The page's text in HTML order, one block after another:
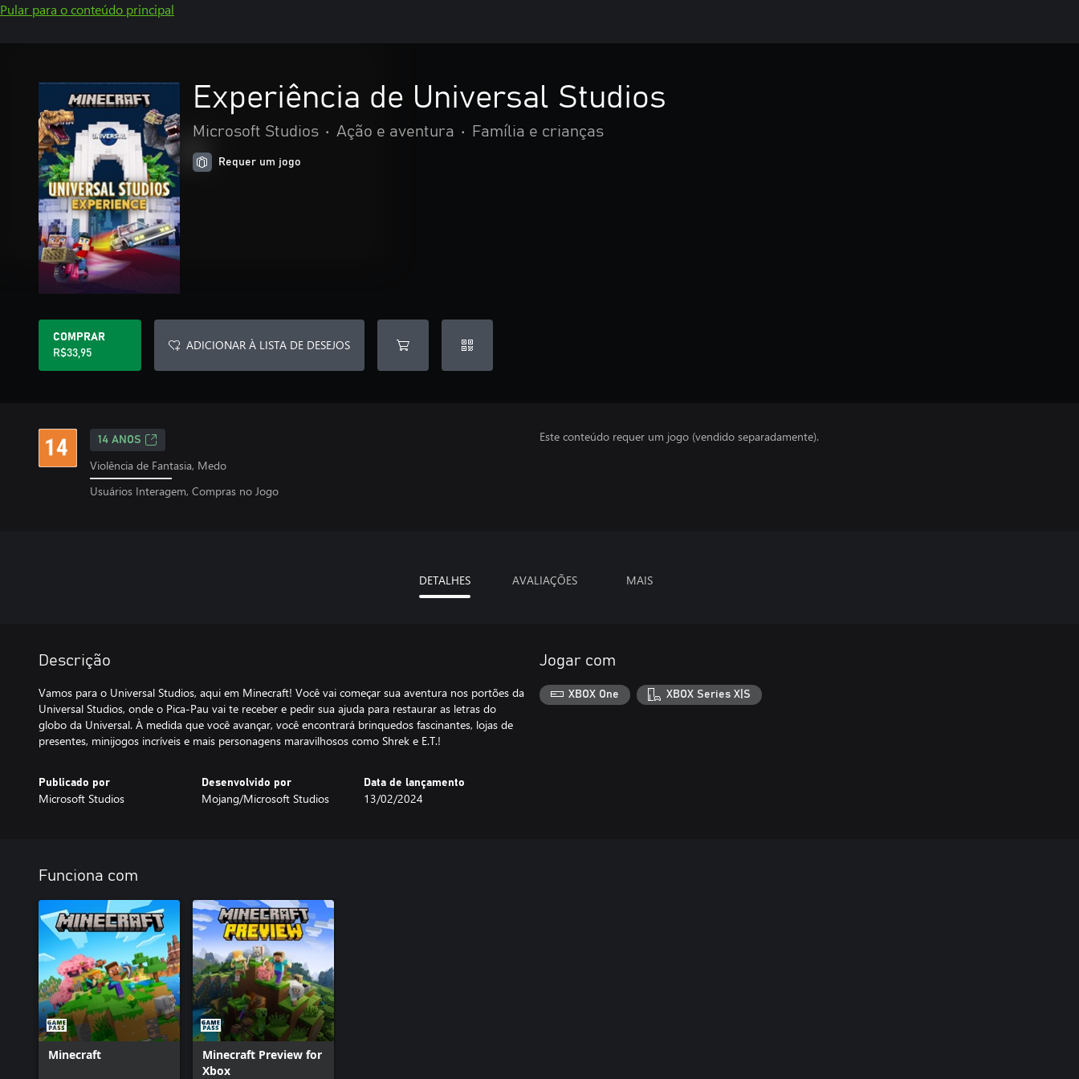
Pular para o conteúdo principal
Experiência de Universal Studios
Microsoft Studios • Ação e aventura • Família e crianças
Requer um jogo
COMPRAR
R$33,95
ADICIONAR À LISTA DE DESEJOS
14 ANOS
Violência de Fantasia, Medo
Usuários Interagem, Compras no Jogo
Este conteúdo requer um jogo (vendido separadamente).
DETALHES AVALIAÇÕES MAIS
Descrição
Vamos para o Universal Studios, aqui em Minecraft! Você vai começar sua aventura nos portões da
Universal Studios, onde o Pica-Pau vai te receber e pedir sua ajuda para restaurar as letras do
globo da Universal. À medida que você avançar, você encontrará brinquedos fascinantes, lojas de
presentes, minijogos incríveis e mais personagens maravilhosos como Shrek e E.T.!
Publicado por
Microsoft Studios
Desenvolvido por
Mojang/Microsoft Studios
Data de lançamento
13/02/2024
Jogar com
XBOX One XBOX Series X|S
Funciona com
Minecraft
Minecraft Preview for
Xbox